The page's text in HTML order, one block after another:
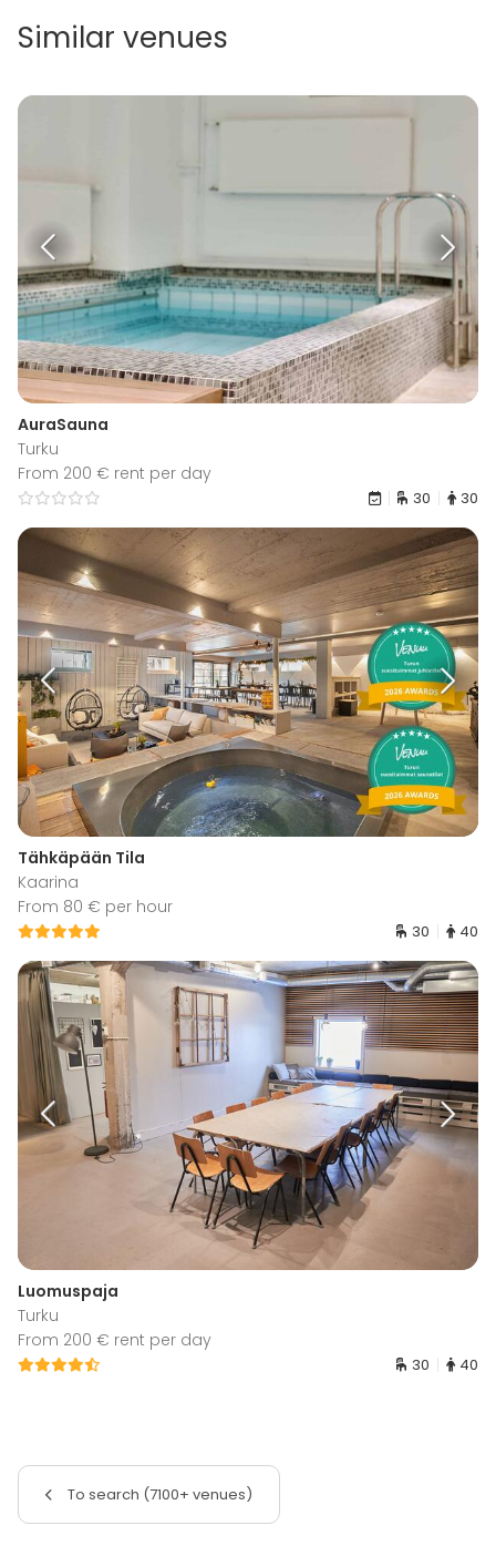
Similar venues
AuraSauna
Turku
From 200 € rent per day
30 30
Tähkäpään Tila
Kaarina
From 80 € per hour
30 40
Luomuspaja
Turku
From 200 € rent per day
30 40
To search (7100+ venues)